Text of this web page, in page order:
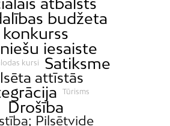
budžeta
konkurss
iesaiste
kursi Satiksme
attīstās
Tūrisms
Drošība
Pilsētvide